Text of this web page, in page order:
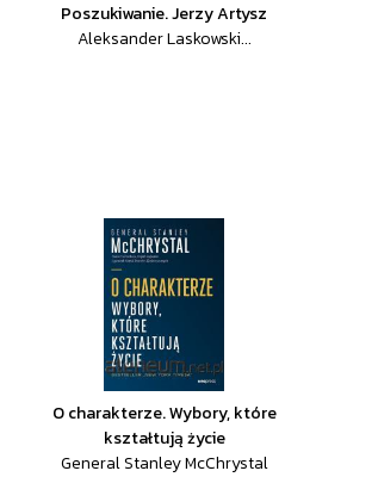
Poszukiwanie. Jerzy Artysz
Aleksander Laskowski...
O charakterze. Wybory, które
kształtują życie
General Stanley McChrystal